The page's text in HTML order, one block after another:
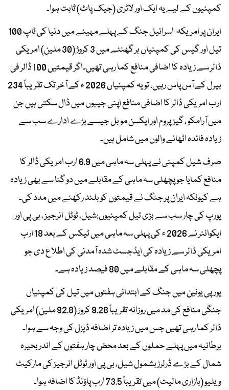
کمپنیوں کے لیے یہ ایک اور لاٹری (جیک پاٹ) ثابت ہوا۔
ایران پر امریکہ-اسرائیل جنگ کے پہلے مہینے میں دنیا کی ٹاپ 100
تیل اور گیس کی کمپنیاں ہر گھنٹے میں 3 کروڑ (30 ملین) امریکی
ڈالر سے زیادہ کا اضافی منافع کما رہی تھیں۔اگر قیمتیں 100 ڈالر فی
بیرل کے آس پاس رہیں، تو یہ کمپنیاں 2026 ء کے آخر تک تقریباً 234
ارب امریکی ڈالر کا اضافی منافع اپنی جیبوں میں ڈال سکتی ہیں جن
میں آرامکو ، گیزپروم اور ایکسن موبل جیسے بڑے ادارے سب سے
زیادہ فائدہ اٹھانے والوں میں شامل ہیں۔
صرف شیل کمپنی نے پہلی سہ ماہی میں 6.9 ارب امریکی ڈالر کا
منافع کمایا جو پچھلی سہ ماہی کے مقابلے میں دو گنا سے بھی زیادہ
ہے کیونکہ ایران پر جنگ نے قیمتوں کو بلند رکھنے میں مدد کی۔
یورپ کی چار سب سے بڑی تیل کمپنیوں:شیل، ٹوٹل انرجیز ، بی پی اور
ایکوائنر نے 2026 ء کی پہلی سہ ماہی میں ٹیکس کے بعد 18 ارب
امریکی ڈالر سے زیادہ کی ایڈجسٹ شدہ آمدنی کی اطلاع دی جو
پچھلی سہ ماہی کے مقابلے میں 80 فیصد زیادہ ہے۔
یورپی یونین میں جنگ کے ابتدائی ہفتوں میں تیل کی کمپنیاں
جنگی منافع کی مد میں روزانہ تقریباً 9.28 کروڑ (92.8 ملین) امریکی
ڈالر کما رہی تھیں جس میں زیادہ تر اضافہ ڈیزل کی وجہ سے ہوا۔
برطانیہ میں پہلے حملوں کے بعد محض چار ہفتوں کے اندر بحیرہ
شمال کے بڑے ڈرلرز بشمول شیل، بی پی اور ٹوٹل انرجیز کی مارکیٹ
ویلیو (بازاری مالیت) میں تقریباً 73.5 ارب پاؤنڈ کا اضافہ ہوا۔